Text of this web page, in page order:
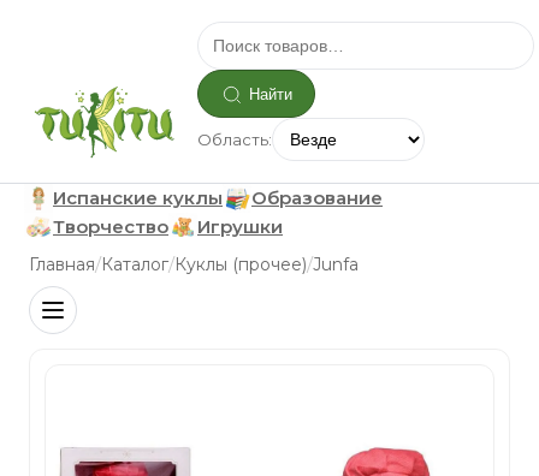
Найти
Область:
Испанские куклы
Образование
Творчество
Игрушки
Главная/Каталог/Куклы (прочее)/Junfa